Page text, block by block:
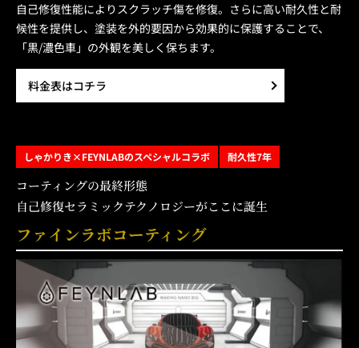
自己修復性能によりスクラッチ傷を修復。さらに高い耐久性と耐
候性を提供し、塗装を外的要因から効果的に保護することで、
「黒/濃色車」の外観を美しく保ちます。
料金表はコチラ
しゃかりき×FEYNLABのスペシャルコラボ 耐久性7年
コーティングの最終形態
自己修復セラミックテクノロジーがここに誕生
ファインラボコーティング